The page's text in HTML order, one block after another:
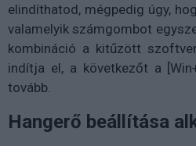
elindíthatod, mégpedig úgy,
valamelyik számgombot
kombináció a kitűzött
indítja el, a következőt a
tovább.
Hangerő beállítása